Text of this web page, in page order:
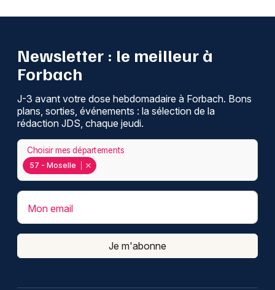
Newsletter : le meilleur à
Forbach
J-3 avant votre dose hebdomadaire à Forbach. Bons
plans, sorties, événements : la sélection de la
rédaction JDS, chaque jeudi.
57 - Moselle
Choisir mes départements
Mon email
Je m'abonne